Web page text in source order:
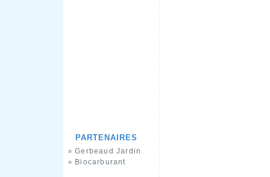
PARTENAIRES
» Gerbeaud Jardin
» Biocarburant